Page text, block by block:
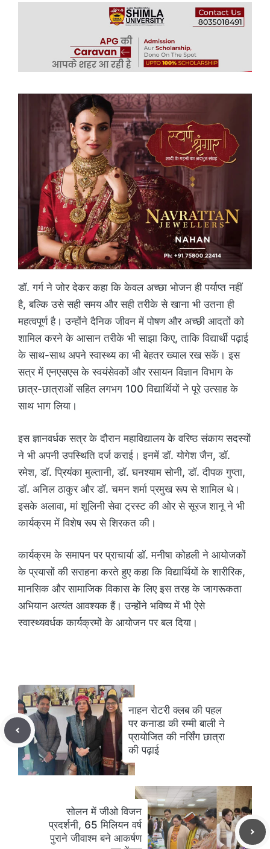
डॉ. गर्ग ने जोर देकर कहा कि केवल अच्छा भोजन ही पर्याप्त नहीं
है, बल्कि उसे सही समय और सही तरीके से खाना भी उतना ही
महत्वपूर्ण है। उन्होंने दैनिक जीवन में पोषण और अच्छी आदतों को
शामिल करने के आसान तरीके भी साझा किए, ताकि विद्यार्थी पढ़ाई
के साथ-साथ अपने स्वास्थ्य का भी बेहतर ख्याल रख सकें। इस
सत्र में एनएसएस के स्वयंसेवकों और रसायन विज्ञान विभाग के
छात्र-छात्राओं सहित लगभग 100 विद्यार्थियों ने पूरे उत्साह के
साथ भाग लिया।
इस ज्ञानवर्धक सत्र के दौरान महाविद्यालय के वरिष्ठ संकाय सदस्यों
ने भी अपनी उपस्थिति दर्ज कराई। इनमें डॉ. योगेश जैन, डॉ.
रमेश, डॉ. प्रियंका मुल्तानी, डॉ. घनश्याम सोनी, डॉ. दीपक गुप्ता,
डॉ. अनिल ठाकुर और डॉ. चमन शर्मा प्रमुख रूप से शामिल थे।
इसके अलावा, मां शूलिनी सेवा ट्रस्ट की ओर से सूरज शानू ने भी
कार्यक्रम में विशेष रूप से शिरकत की।
कार्यक्रम के समापन पर प्राचार्या डॉ. मनीषा कोहली ने आयोजकों
के प्रयासों की सराहना करते हुए कहा कि विद्यार्थियों के शारीरिक,
मानसिक और सामाजिक विकास के लिए इस तरह के जागरूकता
अभियान अत्यंत आवश्यक हैं। उन्होंने भविष्य में भी ऐसे
स्वास्थ्यवर्धक कार्यक्रमों के आयोजन पर बल दिया।
नाहन रोटरी क्लब की पहल
पर कनाडा की रम्मी बाली ने
प्रायोजित की नर्सिंग छात्रा
की पढ़ाई
सोलन में जीओ विजन
प्रदर्शनी, 65 मिलियन वर्ष
पुराने जीवाश्म बने आकर्षण